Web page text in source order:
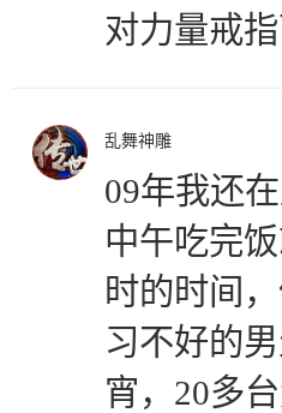
对力量戒
乱舞神雕
09年我还
中午吃完
时的时间
习不好的
宵，20多